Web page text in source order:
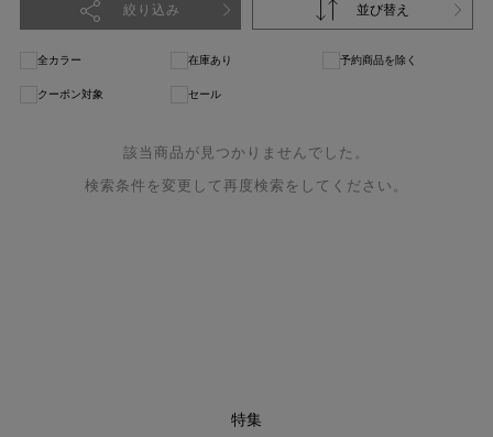
絞り込み 並び替え
全カラー 在庫あり 予約商品を除く
クーポン対象 セール
該当商品が見つかりませんでした。
検索条件を変更して再度検索をしてください。
特集